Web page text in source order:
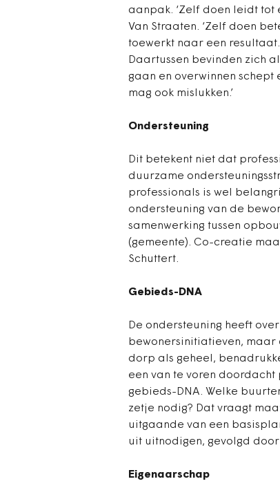
aanpak. ‘Zelf doen leidt tot
Van Straaten. ‘Zelf doen
toewerkt naar een
Daartussen bevinden zich
gaan en overwinnen schept
mag ook mislukken.’
Ondersteuning
Dit betekent niet dat
duurzame
professionals is wel
ondersteuning van de
samenwerking tussen
(gemeente). Co-creatie
Schuttert.
Gebieds-DNA
De ondersteuning heeft
bewonersinitiatieven,
dorp als geheel,
een van te voren
gebieds-DNA. Welke
zetje nodig? Dat vraagt
uitgaande van een
uit uitnodigen, gevolgd
Eigenaarschap